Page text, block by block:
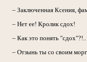
– Заключенная Ксения,
– Нет ее! Кролик сдох!
– Как это понять
– Отзынь ты со своим